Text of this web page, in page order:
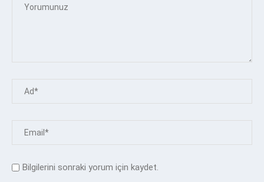
Bilgilerini sonraki yorum için kaydet.